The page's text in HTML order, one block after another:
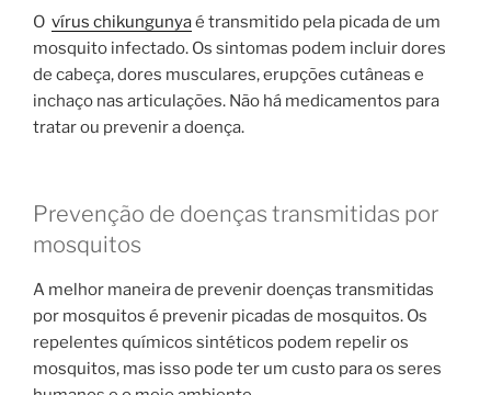
O vírus chikungunyaé transmitido pela picada de um
mosquito infectado. Os sintomas podem incluir dores
de cabeça, dores musculares, erupções cutâneas e
inchaço nas articulações. Não há medicamentos para
tratar ou prevenir a doença.
Prevenção de doenças transmitidas por
mosquitos
A melhor maneira de prevenir doenças transmitidas
por mosquitos é prevenir picadas de mosquitos. Os
repelentes químicos sintéticos podem repelir os
mosquitos, mas isso pode ter um custo para os seres